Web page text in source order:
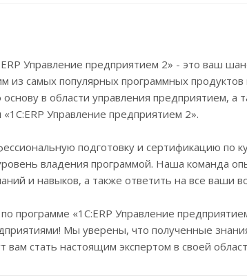
Управление предприятием 2» - это ваш
из самых популярных программных
в области управления предприятием, а
Управление предприятием 2».
подготовку и сертификацию по
владения программой. Наша команда
и навыков, а также ответить на все ваши
программе «1С:ERP Управление
Мы уверены, что полученные
вам стать настоящим экспертом в своей